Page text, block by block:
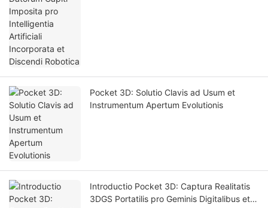
Pocket 3D: Solutio Clavis ad Usum et
Instrumentum Apertum Evolutionis
Introductio Pocket 3D: Captura Realitatis
3DGS Portatilis pro Geminis Digitalibus et